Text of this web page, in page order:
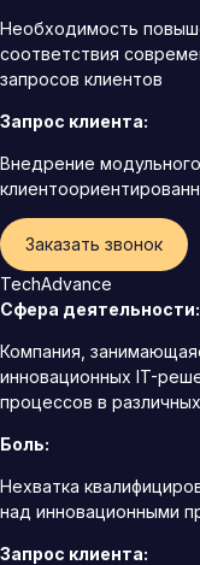
Необходимость
соответствия
запросов клиентов
Запрос клиента:
Внедрение
Заказать звонок
TechAdvance
Сфера деятельности:
Компания,
инновационных IT-
процессов в
Боль:
Нехватка
над инновационными
Запрос клиента: